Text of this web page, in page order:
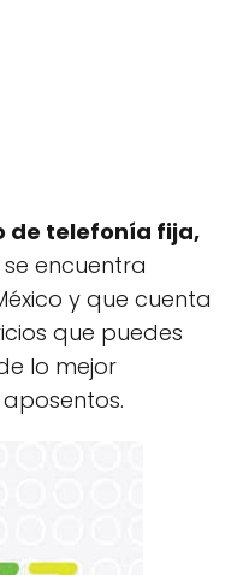
de telefonía fija,
encuentra
y que cuenta
que puedes
lo mejor